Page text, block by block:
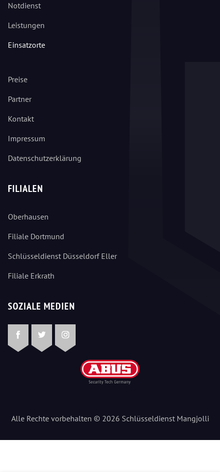
Notdienst
Leistungen
Einsatzorte
Preise
Partner
Kontakt
Impressum
Datenschutzerklärung
FILIALEN
Oberhausen
Filiale Dortmund
Schlüsseldienst Düsseldorf Eller
Filiale Erkrath
SOZIALE MEDIEN
FacebookTwitterInstagram
Alle Rechte vorbehalten © 2026 Schlüsseldienst Mangjolli